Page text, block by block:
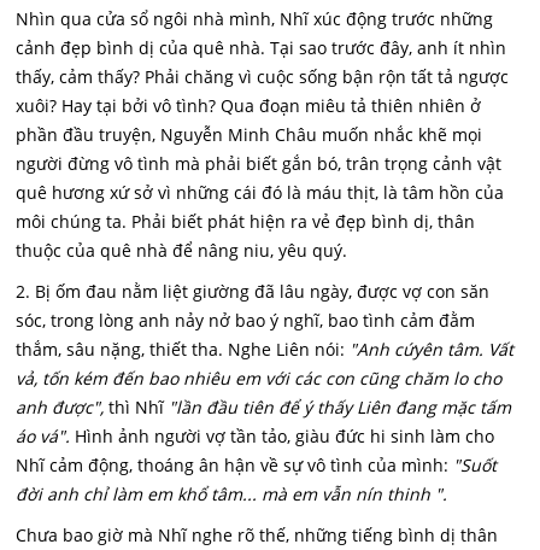
Nhìn qua cửa sổ ngôi nhà mình, Nhĩ xúc động trước những
cảnh đẹp bình dị của quê nhà. Tại sao trước đây, anh ít nhìn
thấy, cảm thấy? Phải chăng vì cuộc sống bận rộn tất tả ngược
xuôi? Hay tại bởi vô tình? Qua đoạn miêu tả thiên nhiên ở
phần đầu truyện, Nguyễn Minh Châu muốn nhắc khẽ mọi
người đừng vô tình mà phải biết gắn bó, trân trọng cảnh vật
quê hương xứ sở vì những cái đó là máu thịt, là tâm hồn của
môi chúng ta. Phải biết phát hiện ra vẻ đẹp bình dị, thân
thuộc của quê nhà để nâng niu, yêu quý.
2. Bị ốm đau nằm liệt giường đã lâu ngày, được vợ con săn
sóc, trong lòng anh nảy nở bao ý nghĩ, bao tình cảm đằm
thắm, sâu nặng, thiết tha. Nghe Liên nói: "Anh cứyên tâm. Vất
vả, tốn kém đến bao nhiêu em với các con cũng chăm lo cho
anh được", thì Nhĩ "lần đầu tiên để ý thấy Liên đang mặc tấm
áo vá". Hình ảnh người vợ tần tảo, giàu đức hi sinh làm cho
Nhĩ cảm động, thoáng ân hận về sự vô tình của mình: "Suốt
đời anh chỉ làm em khổ tâm... mà em vẫn nín thinh ".
Chưa bao giờ mà Nhĩ nghe rõ thế, những tiếng bình dị thân